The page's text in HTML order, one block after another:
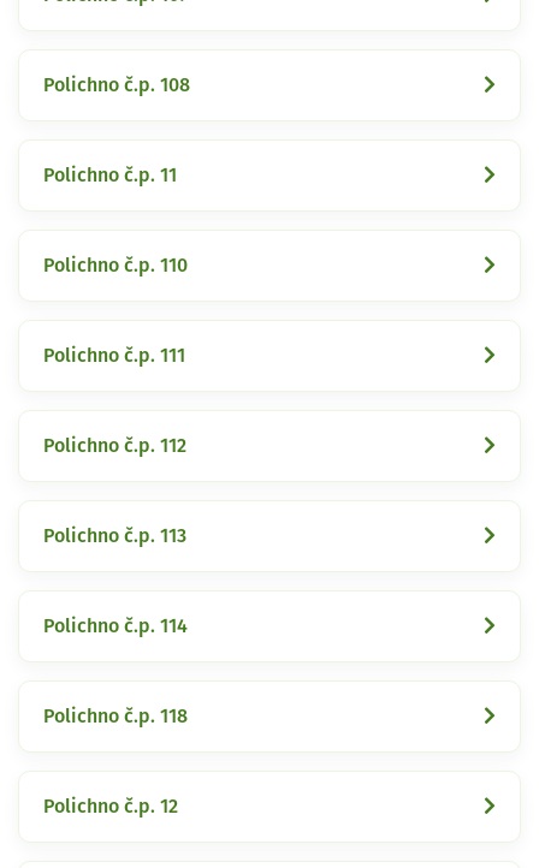
Polichno č.p. 108
Polichno č.p. 11
Polichno č.p. 110
Polichno č.p. 111
Polichno č.p. 112
Polichno č.p. 113
Polichno č.p. 114
Polichno č.p. 118
Polichno č.p. 12